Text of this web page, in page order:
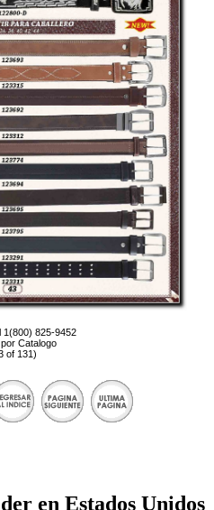
1(800) 825-9452
Catalogo
of 131)
en Estados Unidos